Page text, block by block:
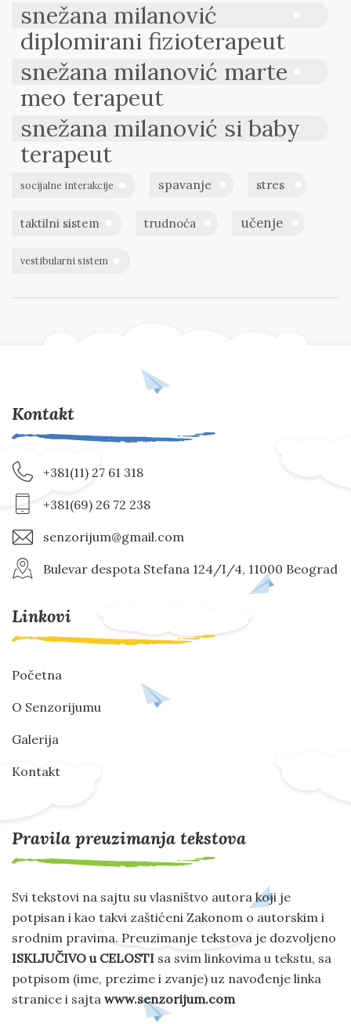
snežana milanović
diplomirani fizioterapeut
snežana milanović marte
meo terapeut
snežana milanović si baby
terapeut
socijalne interakcije spavanje stres
taktilni sistem trudnoća učenje
vestibularni sistem
Kontakt
+381(11) 27 61 318
+381(69) 26 72 238
senzorijum@gmail.com
Bulevar despota Stefana 124/I/4, 11000 Beograd
Linkovi
Početna
O Senzorijumu
Galerija
Kontakt
Pravila preuzimanja tekstova
Svi tekstovi na sajtu su vlasništvo autora koji je
potpisan i kao takvi zaštićeni Zakonom o autorskim i
srodnim pravima. Preuzimanje tekstova je dozvoljeno
ISKLJUČIVO u CELOSTI sa svim linkovima u tekstu, sa
potpisom (ime, prezime i zvanje) uz navođenje linka
stranice i sajta www.senzorijum.com